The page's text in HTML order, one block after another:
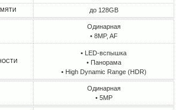
до 128GB
Одинарная
• 8MP, AF
• LED-вспышка
• Панорама
• High Dynamic Range (HDR)
Одинарная
• 5MP